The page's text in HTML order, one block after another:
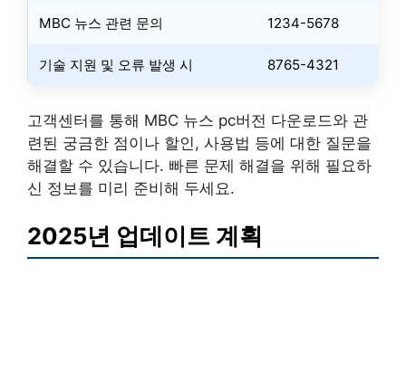
MBC 뉴스 관련 문의 1234-5678
기술 지원 및 오류 발생 시 8765-4321
고객센터를 통해 MBC 뉴스 pc버전 다운로드와 관
련된 궁금한 점이나 할인, 사용법 등에 대한 질문을
해결할 수 있습니다. 빠른 문제 해결을 위해 필요하
신 정보를 미리 준비해 두세요.
2025년 업데이트 계획